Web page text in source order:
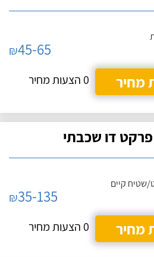
₪45-65
מחיר
0 הצעות מחיר
דו שכבתי
שטיח קיים
₪35-135
מחיר
0 הצעות מחיר